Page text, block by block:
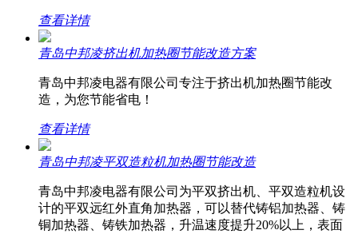
查看详情
青岛中邦凌挤出机加热圈节能改造方案
青岛中邦凌电器有限公司专注于挤出机加热圈节能改
造，为您节能省电！
查看详情
青岛中邦凌平双造粒机加热圈节能改造
青岛中邦凌电器有限公司为平双挤出机、平双造粒机设
计的平双远红外直角加热器，可以替代铸铝加热器、铸
铜加热器、铸铁加热器，升温速度提升20%以上，表面